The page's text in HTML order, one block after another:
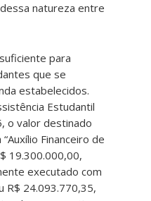
natureza entre
para
que se
estabelecidos.
Estudantil
o valor destinado
Financeiro de
19.300.000,00,
executado com
R$ 24.093.770,35,